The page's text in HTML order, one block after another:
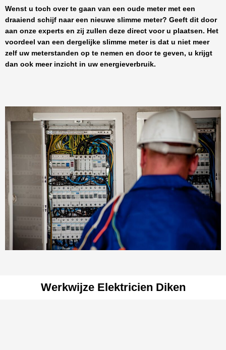
Wenst u toch over te gaan van een oude meter met een
draaiend schijf naar een nieuwe slimme meter? Geeft dit door
aan onze experts en zij zullen deze direct voor u plaatsen. Het
voordeel van een dergelijke slimme meter is dat u niet meer
zelf uw meterstanden op te nemen en door te geven, u krijgt
dan ook meer inzicht in uw energieverbruik.
Werkwijze Elektricien Diken